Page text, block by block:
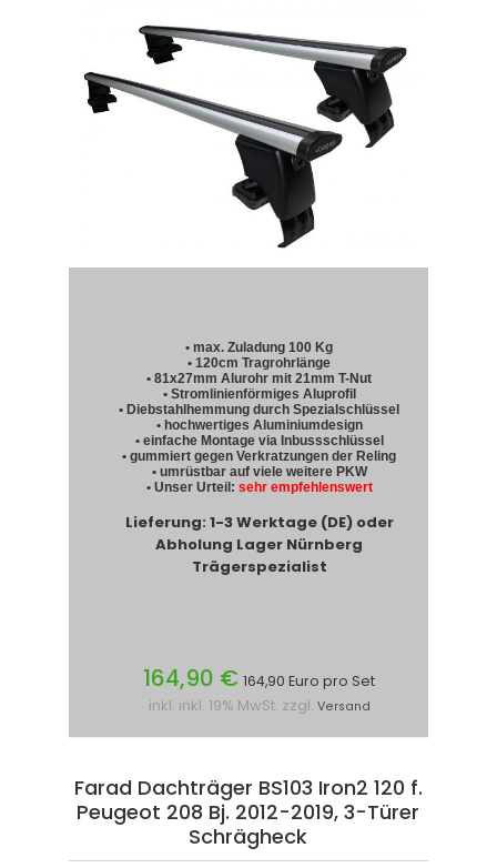
• max. Zuladung 100 Kg
• 120cm Tragrohrlänge
• 81x27mm Alurohr mit 21mm T-Nut
• Stromlinienförmiges Aluprofil
• Diebstahlhemmung durch Spezialschlüssel
• hochwertiges Aluminiumdesign
• einfache Montage via Inbussschlüssel
• gummiert gegen Verkratzungen der Reling
• umrüstbar auf viele weitere PKW
• Unser Urteil: sehr empfehlenswert
Lieferung: 1-3 Werktage (DE) oder
Abholung Lager Nürnberg
Trägerspezialist
164,90 € 164,90 Euro pro Set
inkl. inkl. 19% MwSt. zzgl. Versand
Farad Dachträger BS103 Iron2 120 f.
Peugeot 208 Bj. 2012-2019, 3-Türer
Schrägheck